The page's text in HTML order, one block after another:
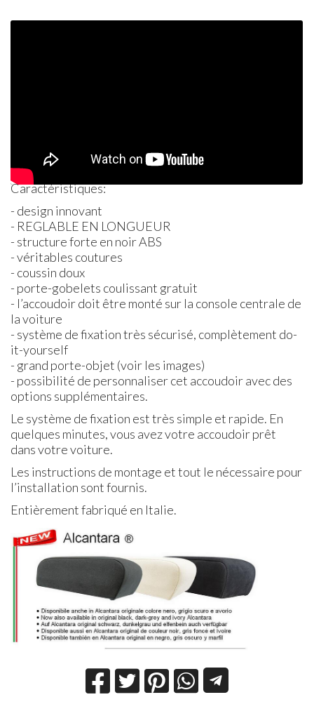
Caractéristiques:
- design innovant
- REGLABLE EN LONGUEUR
- structure forte en noirABS
- véritables coutures
- coussin doux
- porte-gobelets coulissant gratuit
- l’accoudoir doit être monté sur la console centrale de
la voiture
- système de fixation très sécurisé, complètement do-
it-yourself
- grand porte-objet (voir les images)
- possibilité de personnaliser cet accoudoir avec des
options supplémentaires.
Le système de fixation est très simple et rapide. En
quelques minutes, vous avez votre accoudoir prêt
dans votre voiture.
Les instructions de montage et tout le nécessaire pour
l’installation sont fournis.
Entièrement fabriqué en Italie.